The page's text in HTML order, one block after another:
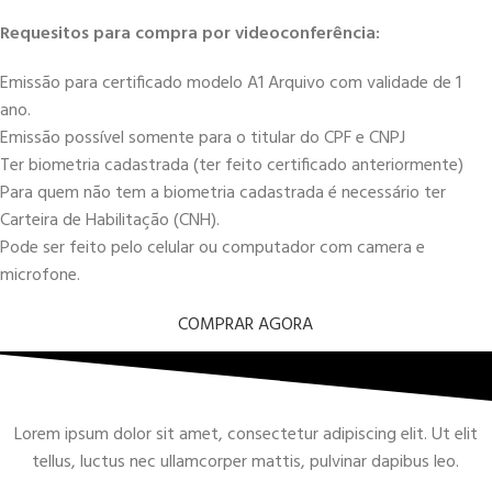
Requesitos para compra por videoconferência:
Emissão para certificado modelo A1 Arquivo com validade de 1
ano.
Emissão possível somente para o titular do CPF e CNPJ
Ter biometria cadastrada (ter feito certificado anteriormente)
Para quem não tem a biometria cadastrada é necessário ter
Carteira de Habilitação (CNH).
Pode ser feito pelo celular ou computador com camera e
microfone.
COMPRAR AGORA
Lorem ipsum dolor sit amet, consectetur adipiscing elit. Ut elit
tellus, luctus nec ullamcorper mattis, pulvinar dapibus leo.